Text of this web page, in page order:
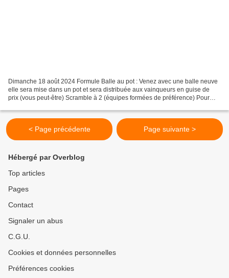
Dimanche 18 août 2024 Formule Balle au pot : Venez avec une balle neuve
elle sera mise dans un pot et sera distribuée aux vainqueurs en guise de
prix (vous peut-être) Scramble à 2 (équipes formées de préférence) Pour
< Page précédente Page suivante >
Hébergé par Overblog
Top articles
Pages
Contact
Signaler un abus
C.G.U.
Cookies et données personnelles
Préférences cookies